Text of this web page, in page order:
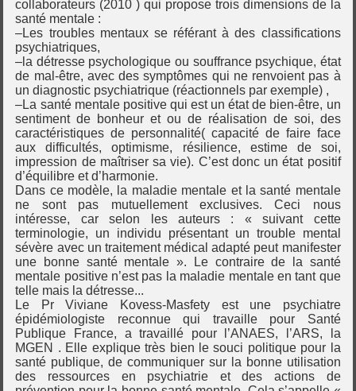
collaborateurs (2010 ) qui propose trois dimensions de la
santé mentale :
–Les troubles mentaux se référant à des classifications
psychiatriques,
–la détresse psychologique ou souffrance psychique, état
de mal-être, avec des symptômes qui ne renvoient pas à
un diagnostic psychiatrique (réactionnels par exemple) ,
–La santé mentale positive qui est un état de bien-être, un
sentiment de bonheur et ou de réalisation de soi, des
caractéristiques de personnalité( capacité de faire face
aux difficultés, optimisme, résilience, estime de soi,
impression de maîtriser sa vie). C’est donc un état positif
d’équilibre et d’harmonie.
Dans ce modèle, la maladie mentale et la santé mentale
ne sont pas mutuellement exclusives. Ceci nous
intéresse, car selon les auteurs : « suivant cette
terminologie, un individu présentant un trouble mental
sévère avec un traitement médical adapté peut manifester
une bonne santé mentale ». Le contraire de la santé
mentale positive n’est pas la maladie mentale en tant que
telle mais la détresse...
Le Pr Viviane Kovess-Masfety est une psychiatre
épidémiologiste reconnue qui travaille pour Santé
Publique France, a travaillé pour l’ANAES, l’ARS, la
MGEN . Elle explique très bien le souci politique pour la
santé publique, de communiquer sur la bonne utilisation
des ressources en psychiatrie et des actions de